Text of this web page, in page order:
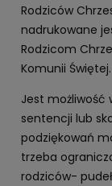
Rodziców
nadrukowane
Rodzicom
Komunii Świętej.
Jest możliwość
sentencji lub
podziękowań
trzeba
rodziców-